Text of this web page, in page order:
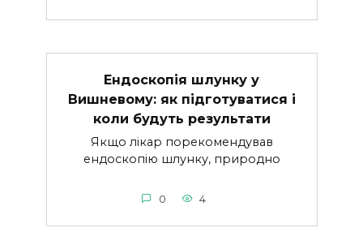
Ендоскопія шлунку у
Вишневому: як підготуватися і
коли будуть результати
Якщо лікар порекомендував
ендоскопію шлунку, природно
0 4